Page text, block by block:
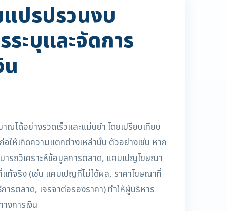
แปรปรวนงบ
ะบุและจัดการ
ได้อย่างรวดเร็วและแม่นยำ โดยเปรียบเทียบ
ห้เกิดความแตกต่างเหล่านั้น ตัวอย่างเช่น หาก
ารถวิเคราะห์ข้อมูลการตลาด, แคมเปญโฆษณา
ท้จริง (เช่น แคมเปญที่ไม่ได้ผล, ราคาโฆษณาที่
ารตลาด, เจรจาต่อรองราคา) ทำให้ผู้บริหาร
งการเงิน